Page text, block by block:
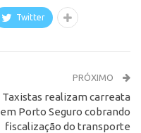
Twitter
PRÓXIMO
Taxistas realizam carreata
em Porto Seguro cobrando
fiscalização do transporte